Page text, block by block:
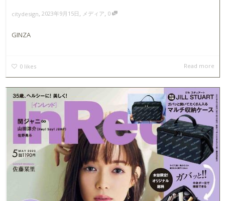
citydesign, 2023年9月15日 , メディア, 0
GINZA
0 likes Read more